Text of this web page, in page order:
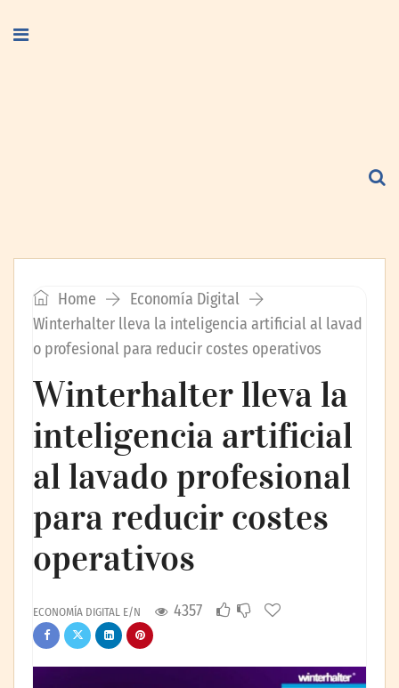
Home
Economía Digital
Winterhalter lleva la inteligencia artificial al lavad
o profesional para reducir costes operativos
Winterhalter lleva la
inteligencia artificial
al lavado profesional
para reducir costes
operativos
ECONOMÍA DIGITAL E/N 4357